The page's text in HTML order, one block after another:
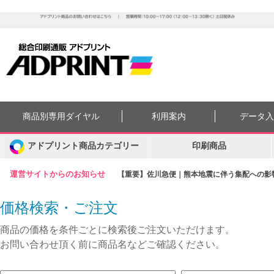
運営サイトからのお知らせ 【重要】佐川急便｜熊本地震に伴う集配への
商品別専用ダイヤル 利用案内 データ
アドプリント商品カテゴリー 印刷商品
価格検索・ご注文
商品の価格を条件ごとに検索後ご注文いただけます。
お問い合わせ頂く前に商品名などご確認ください。